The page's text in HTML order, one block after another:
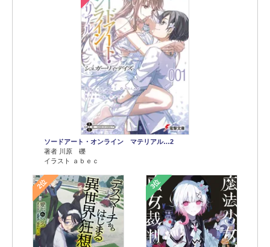
ソードアート・オンライン マテリアル…2
著者 川原 礫
イラスト ａｂｅｃ
2位 3位